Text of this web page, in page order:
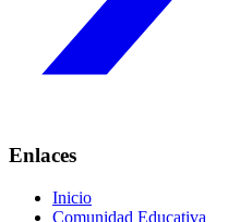
Enlaces
Inicio
Comunidad Educativa